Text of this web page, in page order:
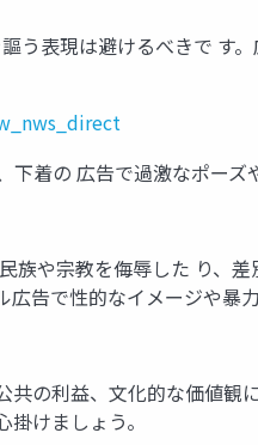
う表現は避けるべきで す。
下着の 広告で過激なポーズ
族や宗教を侮辱した り、差
広告で性的なイメージや暴
共の利益、文化的な価値観
けましょう。